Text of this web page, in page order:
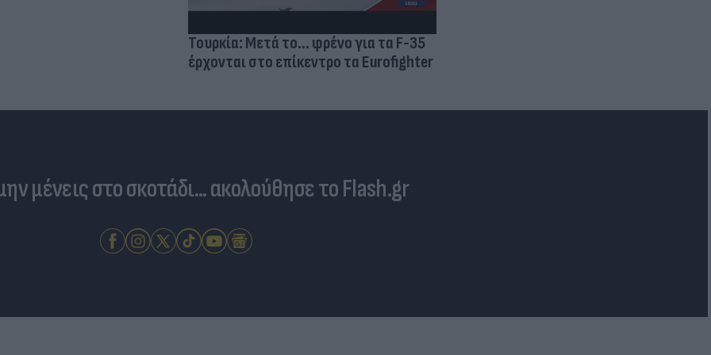
Τουρκία: Μετά το... φρένο για τα F-35
έρχονται στο επίκεντρο τα Eurofighter
μένεις στο σκοτάδι... ακολούθησε το Flash.gr